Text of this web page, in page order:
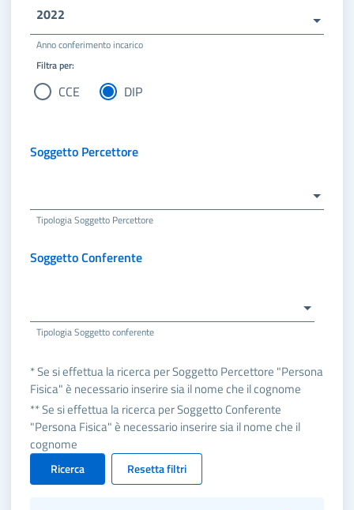
2022
Anno conferimento incarico
Filtra per:
CCE DIP
Soggetto Percettore
Tipologia Soggetto Percettore
Soggetto Conferente
Tipologia Soggetto conferente
* Se si effettua la ricerca per Soggetto Percettore "Persona
Fisica" è necessario inserire sia il nome che il cognome
** Se si effettua la ricerca per Soggetto Conferente
"Persona Fisica" è necessario inserire sia il nome che il
cognome
Ricerca Resetta filtri